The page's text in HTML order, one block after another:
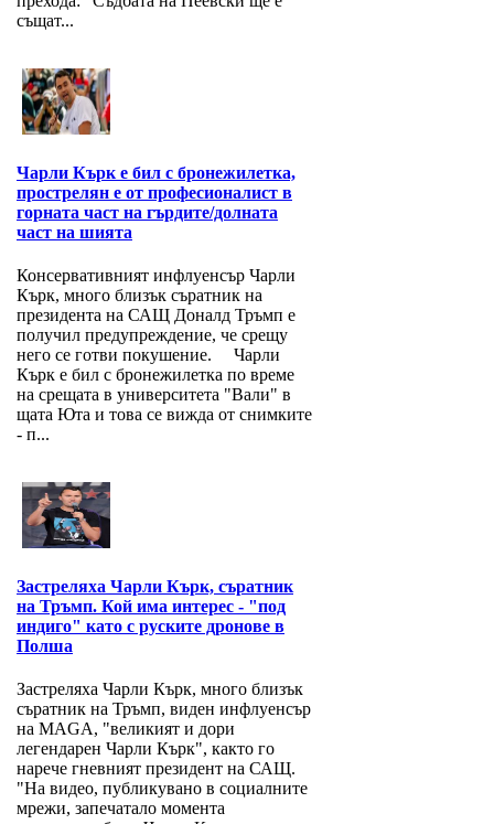
същат...
Чарли Кърк е бил с бронежилетка,
прострелян е от професионалист в
горната част на гърдите/долната
част на шията
Консервативният инфлуенсър Чарли
Кърк, много близък съратник на
президента на САЩ Доналд Тръмп е
получил предупреждение, че срещу
него се готви покушение. Чарли
Кърк е бил с бронежилетка по време
на срещата в университета "Вали" в
щата Юта и това се вижда от снимките
- п...
Застреляха Чарли Кърк, съратник
на Тръмп. Кой има интерес - "под
индиго" като с руските дронове в
Полша
Застреляха Чарли Кърк, много близък
съратник на Тръмп, виден инфлуенсър
на MAGA, "великият и дори
легендарен Чарли Кърк", както го
нарече гневният президент на САЩ.
"На видео, публикувано в социалните
мрежи, запечатало момента